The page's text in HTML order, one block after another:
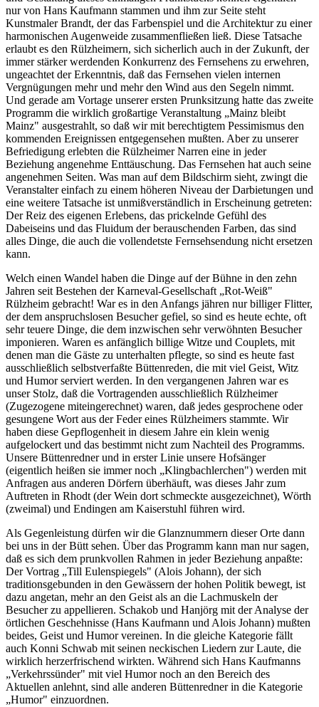
nur von Hans Kaufmann stammen und ihm zur Seite steht
Kunstmaler Brandt, der das Farbenspiel und die Architektur zu einer
harmonischen Augenweide zusammenfließen ließ. Diese Tatsache
erlaubt es den Rülzheimern, sich sicherlich auch in der Zukunft, der
immer stärker werdenden Konkurrenz des Fernsehens zu erwehren,
ungeachtet der Erkenntnis, daß das Fernsehen vielen internen
Vergnügungen mehr und mehr den Wind aus den Segeln nimmt.
Und gerade am Vortage unserer ersten Prunksitzung hatte das zweite
Programm die wirklich großartige Veranstaltung „Mainz bleibt
Mainz" ausgestrahlt, so daß wir mit berechtigtem Pessimismus den
kommenden Ereignissen entgegensehen mußten. Aber zu unserer
Befriedigung erlebten die Rülzheimer Narren eine in jeder
Beziehung angenehme Enttäuschung. Das Fernsehen hat auch seine
angenehmen Seiten. Was man auf dem Bildschirm sieht, zwingt die
Veranstalter einfach zu einem höheren Niveau der Darbietungen und
eine weitere Tatsache ist unmißverständlich in Erscheinung getreten:
Der Reiz des eigenen Erlebens, das prickelnde Gefühl des
Dabeiseins und das Fluidum der berauschenden Farben, das sind
alles Dinge, die auch die vollendetste Fernsehsendung nicht ersetzen
kann.
Welch einen Wandel haben die Dinge auf der Bühne in den zehn
Jahren seit Bestehen der Karneval-Gesellschaft „Rot-Weiß"
Rülzheim gebracht! War es in den Anfangs jähren nur billiger Flitter,
der dem anspruchslosen Besucher gefiel, so sind es heute echte, oft
sehr teuere Dinge, die dem inzwischen sehr verwöhnten Besucher
imponieren. Waren es anfänglich billige Witze und Couplets, mit
denen man die Gäste zu unterhalten pflegte, so sind es heute fast
ausschließlich selbstverfaßte Büttenreden, die mit viel Geist, Witz
und Humor serviert werden. In den vergangenen Jahren war es
unser Stolz, daß die Vortragenden ausschließlich Rülzheimer
(Zugezogene miteingerechnet) waren, daß jedes gesprochene oder
gesungene Wort aus der Feder eines Rülzheimers stammte. Wir
haben diese Gepflogenheit in diesem Jahre ein klein wenig
aufgelockert und das bestimmt nicht zum Nachteil des Programms.
Unsere Büttenredner und in erster Linie unsere Hofsänger
(eigentlich heißen sie immer noch „Klingbachlerchen") werden mit
Anfragen aus anderen Dörfern überhäuft, was dieses Jahr zum
Auftreten in Rhodt (der Wein dort schmeckte ausgezeichnet), Wörth
(zweimal) und Endingen am Kaiserstuhl führen wird.
Als Gegenleistung dürfen wir die Glanznummern dieser Orte dann
bei uns in der Bütt sehen. Über das Programm kann man nur sagen,
daß es sich dem prunkvollen Rahmen in jeder Beziehung anpaßte:
Der Vortrag „Till Eulenspiegels" (Alois Johann), der sich
traditionsgebunden in den Gewässern der hohen Politik bewegt, ist
dazu angetan, mehr an den Geist als an die Lachmuskeln der
Besucher zu appellieren. Schakob und Hanjörg mit der Analyse der
örtlichen Geschehnisse (Hans Kaufmann und Alois Johann) mußten
beides, Geist und Humor vereinen. In die gleiche Kategorie fällt
auch Konni Schwab mit seinen neckischen Liedern zur Laute, die
wirklich herzerfrischend wirkten. Während sich Hans Kaufmanns
„Verkehrssünder" mit viel Humor noch an den Bereich des
Aktuellen anlehnt, sind alle anderen Büttenredner in die Kategorie
„Humor" einzuordnen.